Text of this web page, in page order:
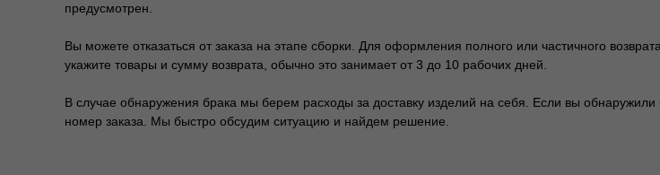
предусмотрен.
Вы можете отказаться от заказа на этапе сборки. Для оформления полного или частичного
укажите товары и сумму возврата, обычно это занимает от 3 до 10 рабочих дней.
В случае обнаружения брака мы берем расходы за доставку изделий на себя. Если вы
номер заказа. Мы быстро обсудим ситуацию и найдем решение.